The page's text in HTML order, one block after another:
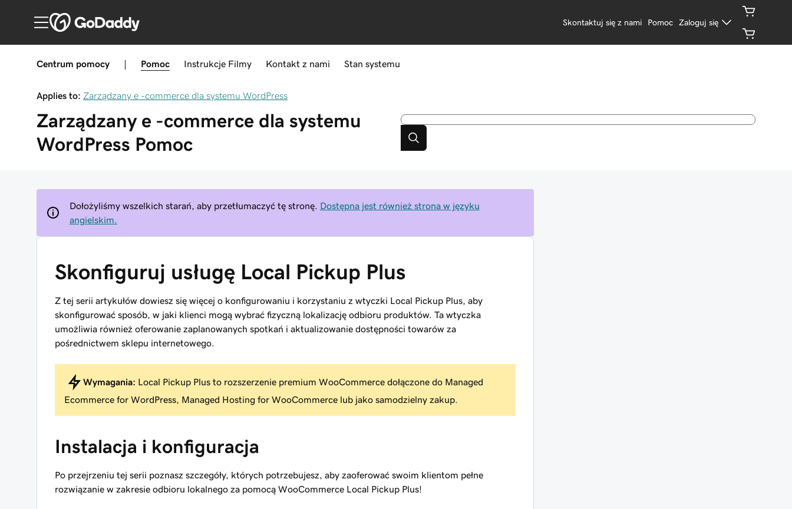
Skontaktuj się z nami Pomoc Zaloguj się
Centrum pomocy Pomoc Instrukcje Filmy Kontakt z nami Stan systemu
Applies to: Zarządzany e -commerce dla systemu WordPress
Zarządzany e -commerce dla systemu
WordPress Pomoc
Dołożyliśmy wszelkich starań, aby przetłumaczyć tę stronę.
Dostępna jest również strona w języku
angielskim.
Skonfiguruj usługę Local Pickup Plus
Z tej serii artykułów dowiesz się więcej o konfigurowaniu i korzystaniu z wtyczki Local Pickup Plus, aby
skonfigurować sposób, w jaki klienci mogą wybrać fizyczną lokalizację odbioru produktów. Ta wtyczka
umożliwia również oferowanie zaplanowanych spotkań i aktualizowanie dostępności towarów za
pośrednictwem sklepu internetowego.
Wymagania: Local Pickup Plus to rozszerzenie premium WooCommerce dołączone do Managed
Ecommerce for WordPress, Managed Hosting for WooCommerce lub jako samodzielny zakup.
Instalacja i konfiguracja
Po przejrzeniu tej serii poznasz szczegóły, których potrzebujesz, aby zaoferować swoim klientom pełne
rozwiązanie w zakresie odbioru lokalnego za pomocą WooCommerce Local Pickup Plus!